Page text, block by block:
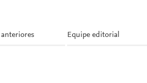
anteriores Equipe editorial